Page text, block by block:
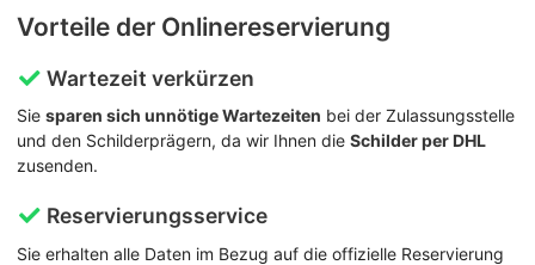
Vorteile der Onlinereservierung
Wartezeit verkürzen
Sie sparen sich unnötige Wartezeiten bei der Zulassungsstelle
und den Schilderprägern, da wir Ihnen die Schilder per DHL
zusenden.
Reservierungsservice
Sie erhalten alle Daten im Bezug auf die offizielle Reservierung